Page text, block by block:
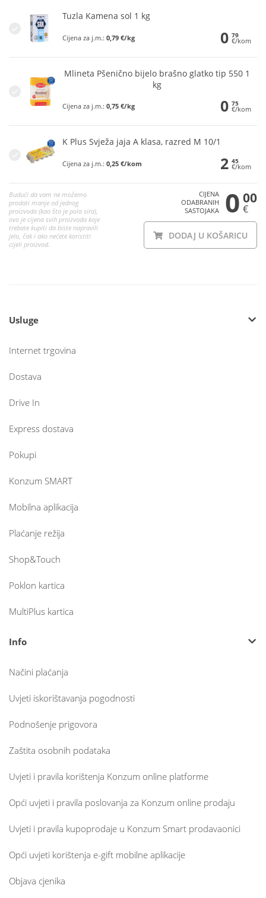
Tuzla Kamena sol 1 kg
Cijena za j.m.: 0,79 €/kg 0 79
€/kom
Mlineta Pšenično bijelo brašno glatko tip 550 1
kg
Cijena za j.m.: 0,75 €/kg 0 75
€/kom
K Plus Svježa jaja A klasa, razred M 10/1
Cijena za j.m.: 0,25 €/kom 2 45
€/kom
Budući da vam ne možemo
prodati manje od jednog
proizvoda (kao što je pola sira),
ovo je cijena svih proizvoda koje
trebate kupiti da biste napravili
jelo, čak i ako nećete koristiti
cijeli proizvod.
CIJENA
ODABRANIH
SASTOJAKA
0 00
€
DODAJ U KOŠARICU
Usluge
Internet trgovina
Dostava
Drive In
Express dostava
Pokupi
Konzum SMART
Mobilna aplikacija
Plaćanje režija
Shop&Touch
Poklon kartica
MultiPlus kartica
Info
Načini plaćanja
Uvjeti iskorištavanja pogodnosti
Podnošenje prigovora
Zaštita osobnih podataka
Uvjeti i pravila korištenja Konzum online platforme
Opći uvjeti i pravila poslovanja za Konzum online prodaju
Uvjeti i pravila kupoprodaje u Konzum Smart prodavaonici
Opći uvjeti korištenja e-gift mobilne aplikacije
Objava cjenika